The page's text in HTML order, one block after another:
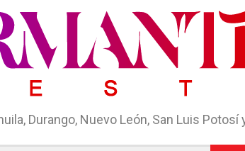
Durango, Nuevo León, San Luis Potosí